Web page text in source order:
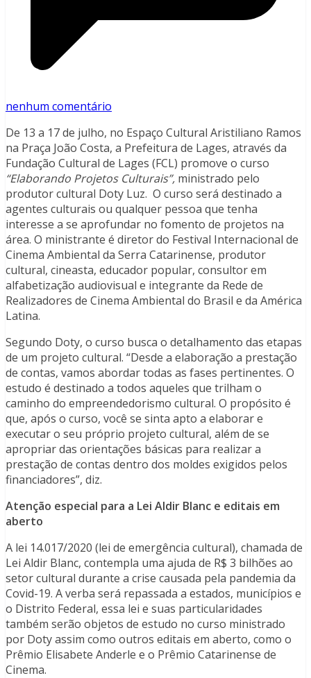
nenhum comentário
De 13 a 17 de julho, no Espaço Cultural Aristiliano Ramos
na Praça João Costa, a Prefeitura de Lages, através da
Fundação Cultural de Lages (FCL) promove o curso
“Elaborando Projetos Culturais”, ministrado pelo
produtor cultural Doty Luz. O curso será destinado a
agentes culturais ou qualquer pessoa que tenha
interesse a se aprofundar no fomento de projetos na
área. O ministrante é diretor do Festival Internacional de
Cinema Ambiental da Serra Catarinense, produtor
cultural, cineasta, educador popular, consultor em
alfabetização audiovisual e integrante da Rede de
Realizadores de Cinema Ambiental do Brasil e da América
Latina.
Segundo Doty, o curso busca o detalhamento das etapas
de um projeto cultural. “Desde a elaboração a prestação
de contas, vamos abordar todas as fases pertinentes. O
estudo é destinado a todos aqueles que trilham o
caminho do empreendedorismo cultural. O propósito é
que, após o curso, você se sinta apto a elaborar e
executar o seu próprio projeto cultural, além de se
apropriar das orientações básicas para realizar a
prestação de contas dentro dos moldes exigidos pelos
financiadores”, diz.
Atenção especial para a Lei Aldir Blanc e editais em
aberto
A lei 14.017/2020 (lei de emergência cultural), chamada de
Lei Aldir Blanc, contempla uma ajuda de R$ 3 bilhões ao
setor cultural durante a crise causada pela pandemia da
Covid-19. A verba será repassada a estados, municípios e
o Distrito Federal, essa lei e suas particularidades
também serão objetos de estudo no curso ministrado
por Doty assim como outros editais em aberto, como o
Prêmio Elisabete Anderle e o Prêmio Catarinense de
Cinema.